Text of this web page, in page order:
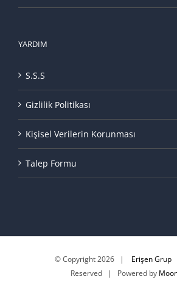
YARDIM
S.S.S
Gizlilik Politikası
Kişisel Verilerin Korunması
Talep Formu
© Copyright2026 | Erişen Grup
Reserved | Powered by